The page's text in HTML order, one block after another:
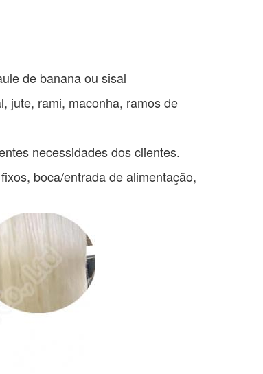
de banana ou sisal
jute, rami, maconha, ramos de
necessidades dos clientes.
boca/entrada de alimentação,